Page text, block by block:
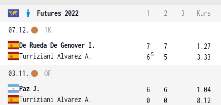
Futures 2022 1 2 3
Kurs
07.12.
De Rueda De Genover I.
Turriziani Alvarez A.
1K
7
6 5
7
5
1.27
3.33
03.11.
Paz J.
Turriziani Alvarez A.
OF
6
0
6
0
1.04
8.12